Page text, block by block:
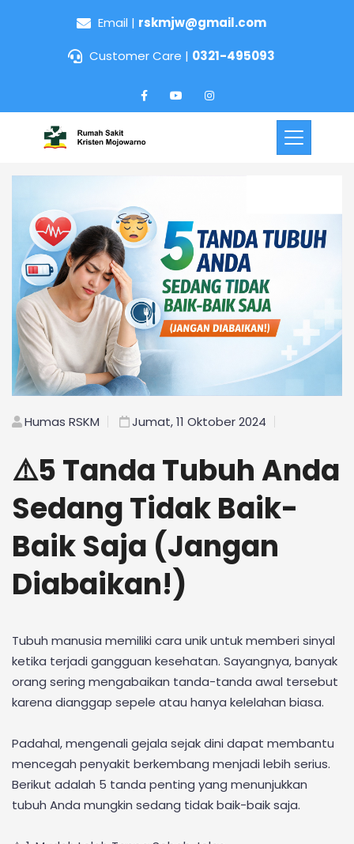
Email | rskmjw@gmail.com
Customer Care | 0321-495093
Humas RSKM Jumat, 11 Oktober 2024
⚠️5 Tanda Tubuh Anda
Sedang Tidak Baik-
Baik Saja (Jangan
Diabaikan!)
Tubuh manusia memiliki cara unik untuk memberi sinyal
ketika terjadi gangguan kesehatan. Sayangnya, banyak
orang sering mengabaikan tanda-tanda awal tersebut
karena dianggap sepele atau hanya kelelahan biasa.
Padahal, mengenali gejala sejak dini dapat membantu
mencegah penyakit berkembang menjadi lebih serius.
Berikut adalah 5 tanda penting yang menunjukkan
tubuh Anda mungkin sedang tidak baik-baik saja.